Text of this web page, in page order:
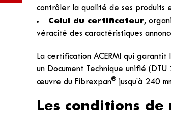
contrôler la qualité de ses produits
Celui du certificateur,
véracité des caractéristiques
La certification ACERMI qui
un Document Technique unifié
œuvre du Fibrexpan® jusqu’à 240
Les conditions